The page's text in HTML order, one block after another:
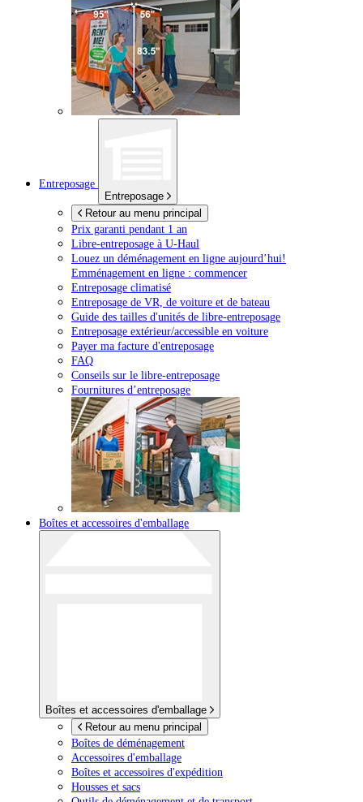
Entreposage
Entreposage
Retour au menu principal
Prix garanti pendant 1 an
Libre-entreposage à U-Haul
Louez un déménagement en ligne aujourd’hui!
Emménagement en ligne : commencer
Entreposage climatisé
Entreposage de VR, de voiture et de bateau
Guide des tailles d'unités de libre-entreposage
Entreposage extérieur/accessible en voiture
Payer ma facture d'entreposage
FAQ
Conseils sur le libre-entreposage
Fournitures d’entreposage
Boîtes et accessoires d'emballage
Boîtes et accessoires d'emballage
Retour au menu principal
Boîtes de déménagement
Accessoires d'emballage
Boîtes et accessoires d'expédition
Housses et sacs